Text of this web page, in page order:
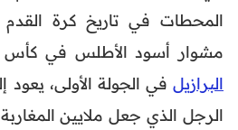
المحطات في تاريخ كرة القدم
مشوار أسود الأطلس في كأس
البرازيل في الجولة الأولى،
الرجل الذي جعل ملايين